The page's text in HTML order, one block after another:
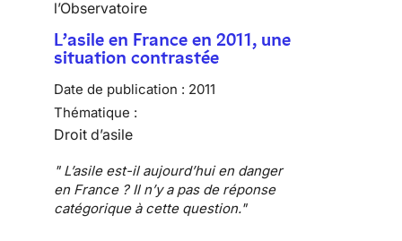
l’Observatoire
L’asile en France en 2011, une
situation contrastée
Date de publication : 2011
Thématique :
Droit d’asile
" L’asile est-il aujourd’hui en danger
en France ? Il n’y a pas de réponse
catégorique à cette question."